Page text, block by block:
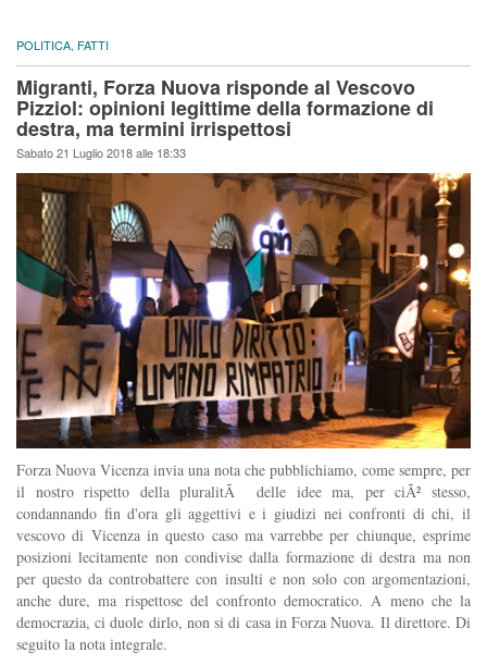
POLITICA FATTI
Migranti, Forza Nuova risponde al Vescovo
Pizziol: opinioni legittime della formazione di
destra, ma termini irrispettosi
Sabato 21 Luglio 2018 alle 18:33
Forza Nuova Vicenza invia una nota che pubblichiamo, come sempre, per
il nostro rispetto della pluralitÃ delle idee ma, per ciÃ² stesso,
condannando fin d'ora gli aggettivi e i giudizi nei confronti di chi, il
vescovo di Vicenza in questo caso ma varrebbe per chiunque, esprime
posizioni lecitamente non condivise dalla formazione di destra ma non
per questo da controbattere con insulti e non solo con argomentazioni,
anche dure, ma rispettose del confronto democratico. A meno che la
democrazia, ci duole dirlo, non si di casa in Forza Nuova. Il direttore. Di
seguito la nota integrale.